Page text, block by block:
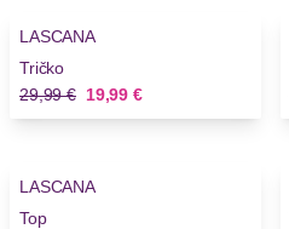
LASCANA
Tričko
Stará cena
29,99 € Nová cena
19,99 €
LASCANA
Top